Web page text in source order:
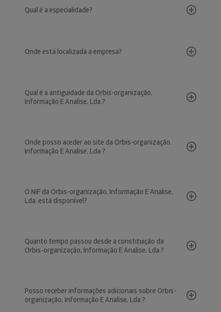
Qual é a especialidade?
Onde está localizada a empresa?
Qual é a antiguidade da Orbis-organização,
Informação E Analise, Lda.?
Onde posso aceder ao site da Orbis-organização,
Informação E Analise, Lda.?
O NIF da Orbis-organização, Informação E Analise,
Lda. está disponível?
Quanto tempo passou desde a constituição da
Orbis-organização, Informação E Analise, Lda.?
Posso receber informações adicionais sobre Orbis-
organização, Informação E Analise, Lda.?